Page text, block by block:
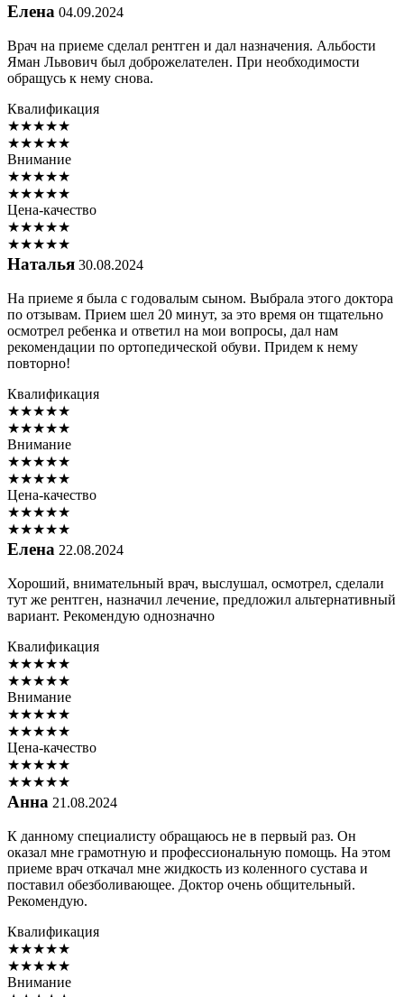
Елена 04.09.2024
Врач на приеме сделал рентген и дал назначения. Альбости
Яман Львович был доброжелателен. При необходимости
обращусь к нему снова.
Квалификация
★★★★★
★★★★★
Внимание
★★★★★
★★★★★
Цена-качество
★★★★★
★★★★★
Наталья 30.08.2024
На приеме я была с годовалым сыном. Выбрала этого доктора
по отзывам. Прием шел 20 минут, за это время он тщательно
осмотрел ребенка и ответил на мои вопросы, дал нам
рекомендации по ортопедической обуви. Придем к нему
повторно!
Квалификация
★★★★★
★★★★★
Внимание
★★★★★
★★★★★
Цена-качество
★★★★★
★★★★★
Елена 22.08.2024
Хороший, внимательный врач, выслушал, осмотрел, сделали
тут же рентген, назначил лечение, предложил альтернативный
вариант. Рекомендую однозначно
Квалификация
★★★★★
★★★★★
Внимание
★★★★★
★★★★★
Цена-качество
★★★★★
★★★★★
Анна 21.08.2024
К данному специалисту обращаюсь не в первый раз. Он
оказал мне грамотную и профессиональную помощь. На этом
приеме врач откачал мне жидкость из коленного сустава и
поставил обезболивающее. Доктор очень общительный.
Рекомендую.
Квалификация
★★★★★
★★★★★
Внимание